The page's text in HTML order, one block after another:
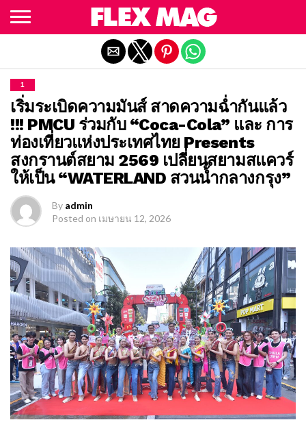
1
เริ่มระเบิดความมันส์ สาดความฉ่ำกันแล้ว
!!! PMCU ร่วมกับ “Coca-Cola” และ การ
ท่องเที่ยวแห่งประเทศไทย Presents
สงกรานต์สยาม 2569 เปลี่ยนสยามสแควร์
ให้เป็น “WATERLAND สวนน้ำกลางกรุง”
By admin
Posted on เมษายน 12, 2026
Exit mobile version